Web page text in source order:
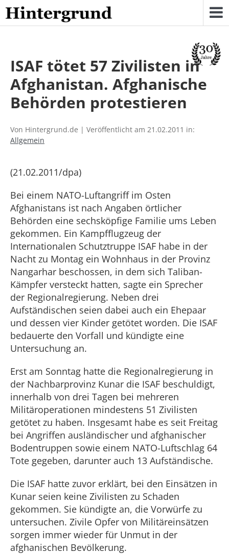
Skip
to
content
ISAF tötet 57 Zivilisten in
Afghanistan. Afghanische
Behörden protestieren
Von Hintergrund.de | Veröffentlicht am 21.02.2011 in:
Allgemein
(21.02.2011/dpa)
Bei einem NATO-Luftangriff im Osten
Afghanistans ist nach Angaben örtlicher
Behörden eine sechsköpfige Familie ums Leben
gekommen. Ein Kampfflugzeug der
Internationalen Schutztruppe ISAF habe in der
Nacht zu Montag ein Wohnhaus in der Provinz
Nangarhar beschossen, in dem sich Taliban-
Kämpfer versteckt hatten, sagte ein Sprecher
der Regionalregierung. Neben drei
Aufständischen seien dabei auch ein Ehepaar
und dessen vier Kinder getötet worden. Die ISAF
bedauerte den Vorfall und kündigte eine
Untersuchung an.
Erst am Sonntag hatte die Regionalregierung in
der Nachbarprovinz Kunar die ISAF beschuldigt,
innerhalb von drei Tagen bei mehreren
Militäroperationen mindestens 51 Zivilisten
getötet zu haben. Insgesamt habe es seit Freitag
bei Angriffen ausländischer und afghanischer
Bodentruppen sowie einem NATO-Luftschlag 64
Tote gegeben, darunter auch 13 Aufständische.
Die ISAF hatte zuvor erklärt, bei den Einsätzen in
Kunar seien keine Zivilisten zu Schaden
gekommen. Sie kündigte an, die Vorwürfe zu
untersuchen. Zivile Opfer von Militäreinsätzen
sorgen immer wieder für Unmut in der
afghanischen Bevölkerung.